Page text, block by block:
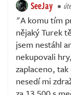
SeeJay
"A komu tím
nějaký Turek
jsem nestáhl
nekupovali
zaplaceno,
nesedí mi